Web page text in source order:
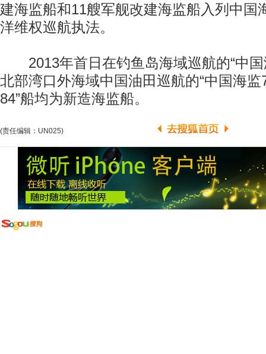
建海监船和11艘军舰改建海监船入列中国
洋维权巡航执法。
2013年首日在钓鱼岛海域巡航的“中国
北部湾口外海域中国油田巡航的“中国海监
84”船均为新造海监船。
(责任编辑：UN025)